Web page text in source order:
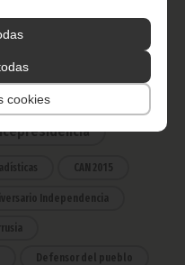
cookies
Presidencia
CAN 2015
Independencia
Defensor del pueblo